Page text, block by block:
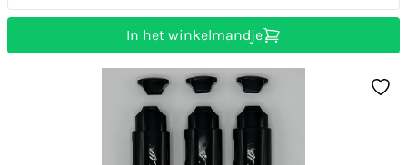
In het winkelmandje